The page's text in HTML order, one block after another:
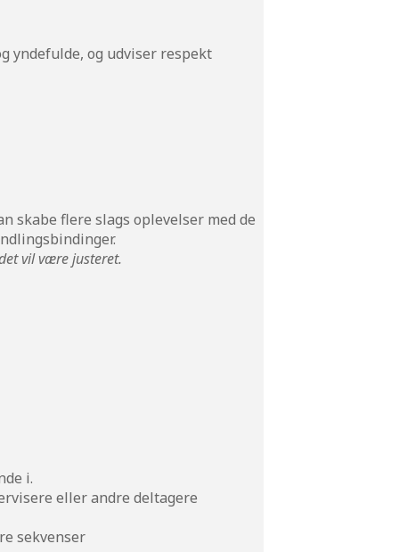
yndefulde, og udviser respekt
skabe flere slags oplevelser med de
vil være justeret.
i.
eller andre deltagere
sekvenser